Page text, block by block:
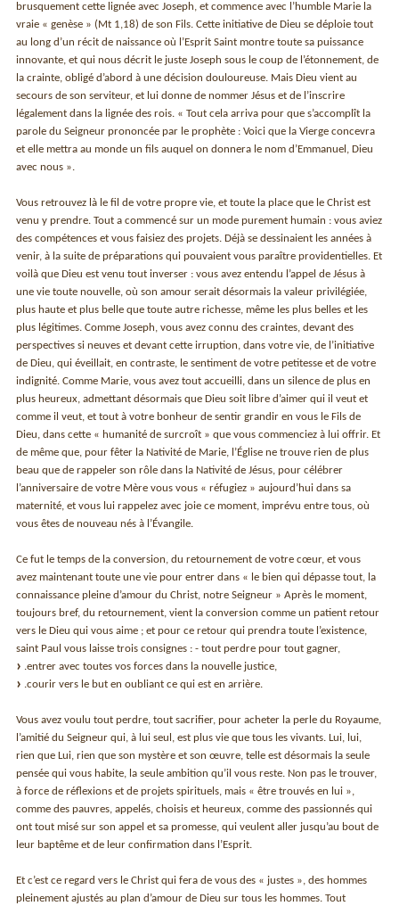
brusquement cette lignée avec Joseph, et commence avec l’humble Marie la
vraie « genèse » (Mt 1,18) de son Fils. Cette initiative de Dieu se déploie tout
au long d’un récit de naissance où l’Esprit Saint montre toute sa puissance
innovante, et qui nous décrit le juste Joseph sous le coup de l’étonnement, de
la crainte, obligé d’abord à une décision douloureuse. Mais Dieu vient au
secours de son serviteur, et lui donne de nommer Jésus et de l’inscrire
légalement dans la lignée des rois. « Tout cela arriva pour que s’accomplît la
parole du Seigneur prononcée par le prophète : Voici que la Vierge concevra
et elle mettra au monde un fils auquel on donnera le nom d’Emmanuel, Dieu
avec nous ».
Vous retrouvez là le fil de votre propre vie, et toute la place que le Christ est
venu y prendre. Tout a commencé sur un mode purement humain : vous aviez
des compétences et vous faisiez des projets. Déjà se dessinaient les années à
venir, à la suite de préparations qui pouvaient vous paraître providentielles. Et
voilà que Dieu est venu tout inverser : vous avez entendu l’appel de Jésus à
une vie toute nouvelle, où son amour serait désormais la valeur privilégiée,
plus haute et plus belle que toute autre richesse, même les plus belles et les
plus légitimes. Comme Joseph, vous avez connu des craintes, devant des
perspectives si neuves et devant cette irruption, dans votre vie, de l’initiative
de Dieu, qui éveillait, en contraste, le sentiment de votre petitesse et de votre
indignité. Comme Marie, vous avez tout accueilli, dans un silence de plus en
plus heureux, admettant désormais que Dieu soit libre d’aimer qui il veut et
comme il veut, et tout à votre bonheur de sentir grandir en vous le Fils de
Dieu, dans cette « humanité de surcroît » que vous commenciez à lui offrir. Et
de même que, pour fêter la Nativité de Marie, l’Église ne trouve rien de plus
beau que de rappeler son rôle dans la Nativité de Jésus, pour célébrer
l’anniversaire de votre Mère vous vous « réfugiez » aujourd’hui dans sa
maternité, et vous lui rappelez avec joie ce moment, imprévu entre tous, où
vous êtes de nouveau nés à l’Évangile.
Ce fut le temps de la conversion, du retournement de votre cœur, et vous
avez maintenant toute une vie pour entrer dans « le bien qui dépasse tout, la
connaissance pleine d’amour du Christ, notre Seigneur » Après le moment,
toujours bref, du retournement, vient la conversion comme un patient retour
vers le Dieu qui vous aime ; et pour ce retour qui prendra toute l’existence,
saint Paul vous laisse trois consignes : - tout perdre pour tout gagner,
.entrer avec toutes vos forces dans la nouvelle justice,
.courir vers le but en oubliant ce qui est en arrière.
Vous avez voulu tout perdre, tout sacrifier, pour acheter la perle du Royaume,
l’amitié du Seigneur qui, à lui seul, est plus vie que tous les vivants. Lui, lui,
rien que Lui, rien que son mystère et son œuvre, telle est désormais la seule
pensée qui vous habite, la seule ambition qu’il vous reste. Non pas le trouver,
à force de réflexions et de projets spirituels, mais « être trouvés en lui »,
comme des pauvres, appelés, choisis et heureux, comme des passionnés qui
ont tout misé sur son appel et sa promesse, qui veulent aller jusqu’au bout de
leur baptême et de leur confirmation dans l’Esprit.
Et c’est ce regard vers le Christ qui fera de vous des « justes », des hommes
pleinement ajustés au plan d’amour de Dieu sur tous les hommes. Tout